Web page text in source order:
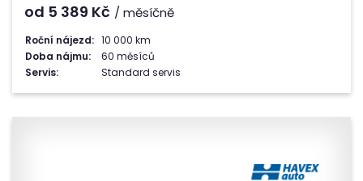
od 5 389 Kč / měsíčně
Roční nájezd: 10 000 km
Doba nájmu:
60 měsíců
Servis:
Standard servis